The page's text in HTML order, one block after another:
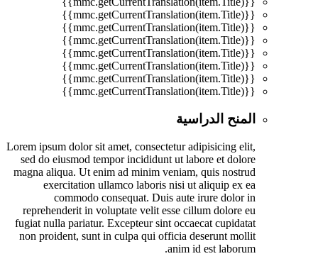
{{mmc.getCurrentTranslation(item.Title)}}
{{mmc.getCurrentTranslation(item.Title)}}
{{mmc.getCurrentTranslation(item.Title)}}
{{mmc.getCurrentTranslation(item.Title)}}
{{mmc.getCurrentTranslation(item.Title)}}
{{mmc.getCurrentTranslation(item.Title)}}
{{mmc.getCurrentTranslation(item.Title)}}
المنح الدراسية
Lorem ipsum dolor sit amet, consectetur adipisicing elit,
sed do eiusmod tempor incididunt ut labore et dolore
magna aliqua. Ut enim ad minim veniam, quis nostrud
exercitation ullamco laboris nisi ut aliquip ex ea
commodo consequat. Duis aute irure dolor in
reprehenderit in voluptate velit esse cillum dolore eu
fugiat nulla pariatur. Excepteur sint occaecat cupidatat
non proident, sunt in culpa qui officia deserunt mollit
anim id est laborum.